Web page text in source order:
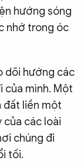
hướng sóng
nhớ trong óc
dõi hướng các
của mình. Một
đất liền một
của các loài
chúng đi
tối.